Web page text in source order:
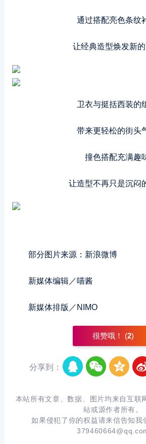
通过搭配亮色条纹
让经典造型焕发新的
卫衣与挺括西装的
带来更轻松的街头
撞色搭配充满趣
让造型不再只是沉闷
部分图片来源：新浪微博
新媒体编辑／喵酱
新媒体排版／NIMO
很赞哦！ (2)
分享到：
本站所有文章、数据、图片均来自互联
站或源作者所有。
如果侵犯了你的权益请来信告知我